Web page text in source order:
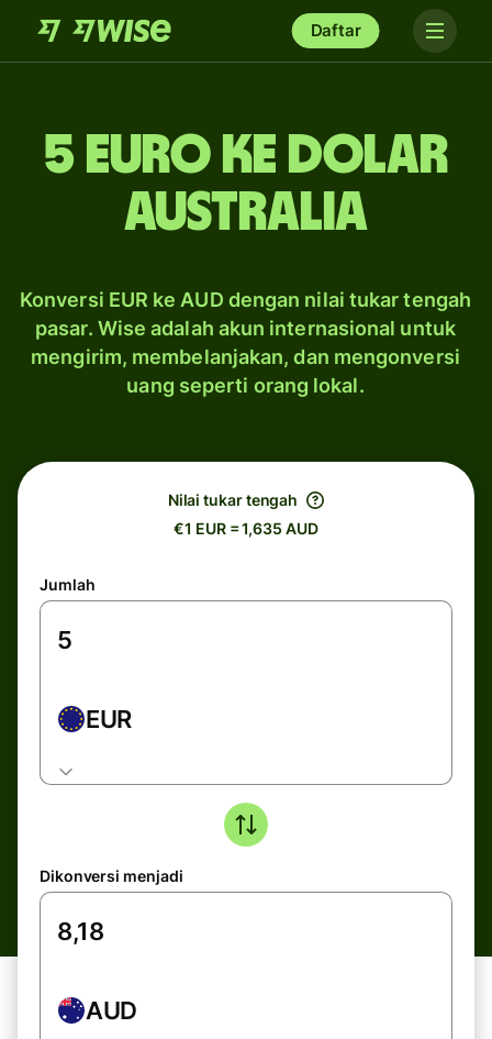
Daftar
5 euro ke dolar
Australia
Konversi EUR ke AUD dengan nilai tukar tengah
pasar. Wise adalah akun internasional untuk
mengirim, membelanjakan, dan mengonversi
uang seperti orang lokal.
Nilai tukar tengah
€1 EUR = 1,635 AUD
Jumlah
EUR
Dikonversi menjadi
AUD